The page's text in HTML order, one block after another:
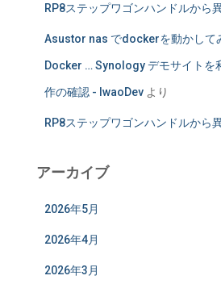
RP8ステップワゴンハンドルから
Asustor nas でdockerを動かして
Docker … Synology デモサイトを
作の確認 - IwaoDev より
RP8ステップワゴンハンドルから
アーカイブ
2026年5月
2026年4月
2026年3月